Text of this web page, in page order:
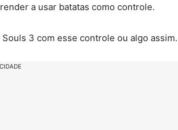
a usar batatas como controle.
3 com esse controle ou algo assim.